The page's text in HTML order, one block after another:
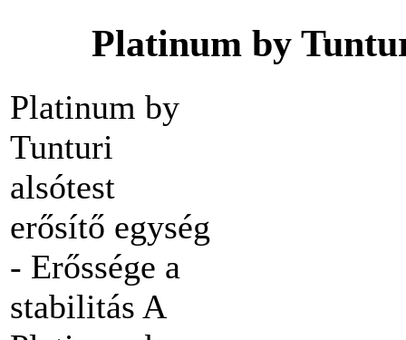
Platinum by
Platinum by
Tunturi
alsótest
erősítő egység
- Erőssége a
stabilitás A